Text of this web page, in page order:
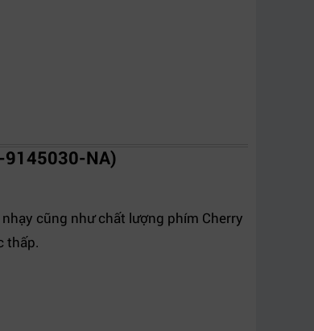
9145030-NA)
cũng như chất lượng phím Cherry
thấp.